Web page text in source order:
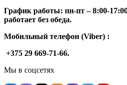
График работы: пн-пт –8:00-
работает без обеда.
Мобильный телефон (Viber) :
+375 29 669-71-66.
Мы в соцсетях